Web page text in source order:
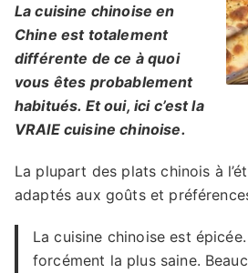
La cuisine chinoise en
Chine est totalement
différente de ce à quoi
vous êtes probablement
habitués. Et oui, ici c’est la
VRAIE cuisine chinoise.
La plupart des plats chinois à
adaptés aux goûts et
La cuisine chinoise est
forcément la plus saine.